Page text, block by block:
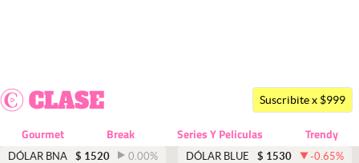
Dólar
Economía y Política
Suscribite x $999
Gourmet Break Series Y Peliculas Trendy
DÓLAR BNA $ 1520 0.00% DÓLAR BLUE $ 1530 -0.65%